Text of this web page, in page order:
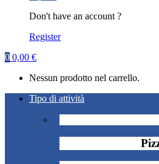
Don't have an account ?
Register
0 0,00 €
Nessun prodotto nel carrello.
Tipo di attività